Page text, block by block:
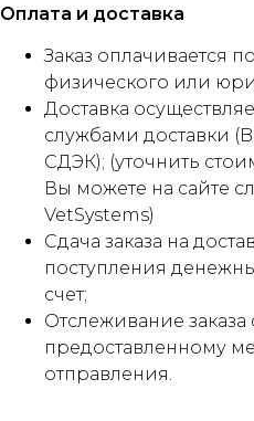
Оплата и доставка
Заказ оплачивается
физического или
Доставка
службами доставки
СДЭК); (уточнить
Вы можете на сайте
VetSystems)
Сдача заказа на
поступления
счет;
Отслеживание заказа
предоставленному
отправления.